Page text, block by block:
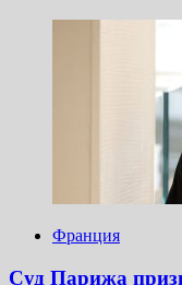
Франция
Суд Парижа